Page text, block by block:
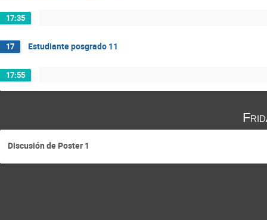
17:35
17 Estudiante posgrado 11
17:55
Discusión de Poster 1